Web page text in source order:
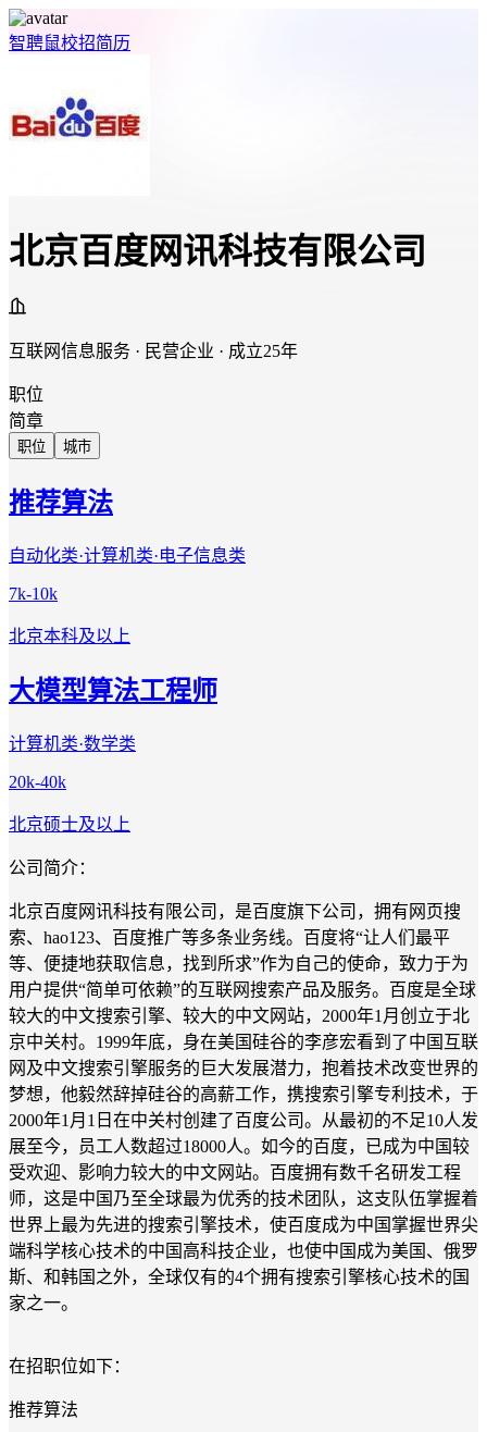
智聘鼠校招简历
北京百度网讯科技有限公司
互联网信息服务 · 民营企业 · 成立25年
职位
简章
职位 城市
推荐算法
自动化类·计算机类·电子信息类
7k-10k
北京本科及以上
大模型算法工程师
计算机类·数学类
20k-40k
北京硕士及以上
公司简介：
北京百度网讯科技有限公司，是百度旗下公司，拥有网页搜
索、hao123、百度推广等多条业务线。百度将“让人们最平
等、便捷地获取信息，找到所求”作为自己的使命，致力于为
用户提供“简单可依赖”的互联网搜索产品及服务。百度是全球
较大的中文搜索引擎、较大的中文网站，2000年1月创立于北
京中关村。1999年底，身在美国硅谷的李彦宏看到了中国互联
网及中文搜索引擎服务的巨大发展潜力，抱着技术改变世界的
梦想，他毅然辞掉硅谷的高薪工作，携搜索引擎专利技术，于
2000年1月1日在中关村创建了百度公司。从最初的不足10人发
展至今，员工人数超过18000人。如今的百度，已成为中国较
受欢迎、影响力较大的中文网站。百度拥有数千名研发工程
师，这是中国乃至全球最为优秀的技术团队，这支队伍掌握着
世界上最为先进的搜索引擎技术，使百度成为中国掌握世界尖
端科学核心技术的中国高科技企业，也使中国成为美国、俄罗
斯、和韩国之外，全球仅有的4个拥有搜索引擎核心技术的国
家之一。
在招职位如下：
推荐算法